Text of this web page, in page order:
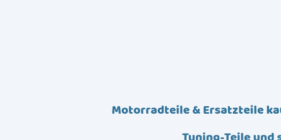
Motorradteile & Ersatzteile